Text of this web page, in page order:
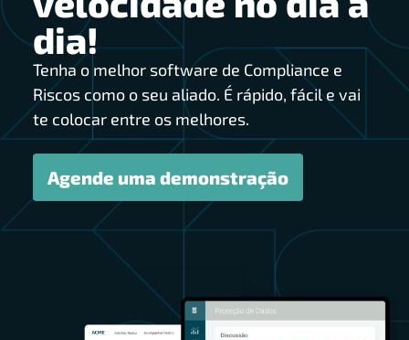
dia!
Tenha o melhor software de Compliance e
Riscos como o seu aliado. É rápido, fácil e vai
te colocar entre os melhores.
Agende uma demonstração